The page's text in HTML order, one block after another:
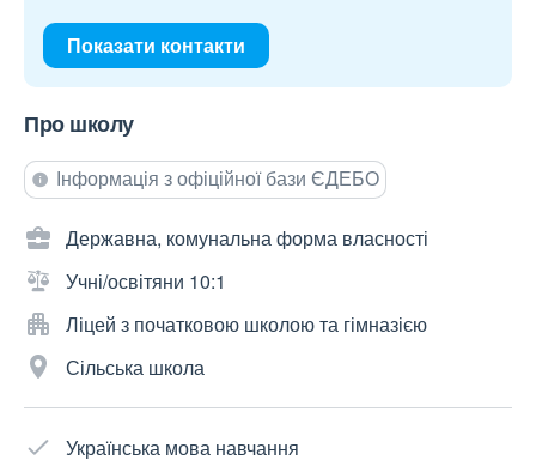
Показати контакти
Про школу
Інформація з офіційної бази ЄДЕБО
Державна, комунальна форма власності
Учні/освітяни 10:1
Ліцей з початковою школою та гімназією
Сільська школа
Українська мова навчання